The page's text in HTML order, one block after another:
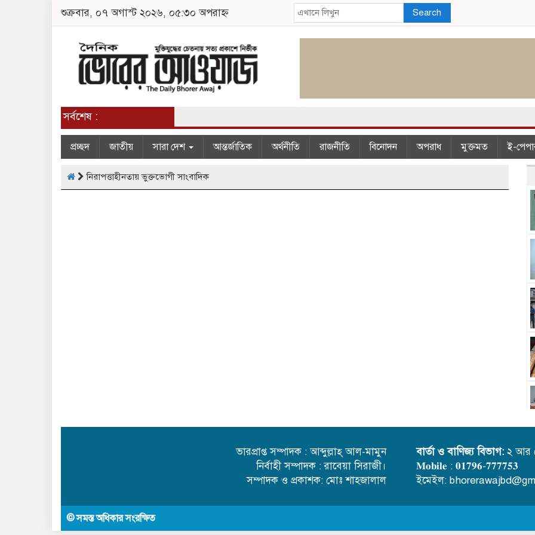
শুক্রবার, ০৭ অগাস্ট ২০২৬, ০৫:৩০ অপরাহ্ন Search
সর্বশেষ :
প্রচ্ছদ জাতীয় সারা দেশ আন্তর্জাতিক অর্থনীতি রাজনীতি বিনোদন অপরাধ মুক্তমত ই-
নিরাপত্তাহীনতায় ভুক্তভোগী সাংবাদিক
ভারপ্রাপ্ত সম্পাদক : আব্দুল্লাহ্ আল-মামুন
নির্বাহী সম্পাদক : রাবেয়া সিরাজী।
সম্পাদক ও প্রকাশক: মোঃ শাহজালাল
বার্তা ও বাণিজ্য বিভাগ: ২ আর
𝐌𝐨𝐛𝐢𝐥𝐞 : 𝟎𝟏𝟕𝟗𝟔-𝟕𝟕𝟕𝟕𝟓𝟑
ইমেইল:
© সমস্ত অধিকার সংরক্ষিত